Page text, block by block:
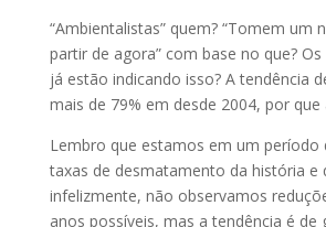
“Ambientalistas” quem? “Tomem um
partir de agora” com base no que?
já estão indicando isso? A tendência
mais de 79% em desde 2004, por que
Lembro que estamos em um período
taxas de desmatamento da história e
infelizmente, não observamos
anos possíveis, mas a tendência é de